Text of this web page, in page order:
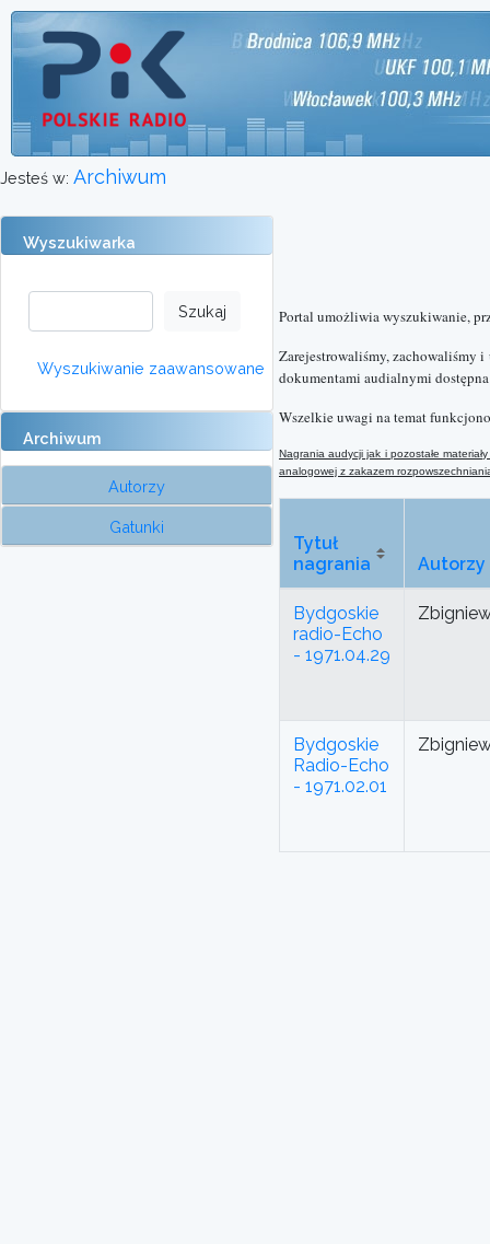
Jesteś w: Archiwum
Wyszukiwarka
Wyszukiwanie zaawansowane
Archiwum
Autorzy
Gatunki
Portal umożliwia wyszukiwanie,
Zarejestrowaliśmy, zachowaliśmy
dokumentami audialnymi
Wszelkie uwagi na temat
Nagrania audycji jak i pozostałe
analogowej z zakazem
Tytuł
nagrania
Autorzy
Bydgoskie
radio-Echo
- 1971.04.29
Bydgoskie
Radio-Echo
- 1971.02.01